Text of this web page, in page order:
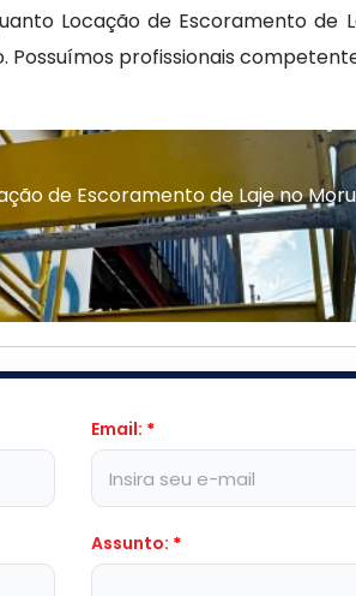
Locação de Escoramento
profissionais
de Escoramento de Laje no
Email: *
Assunto: *